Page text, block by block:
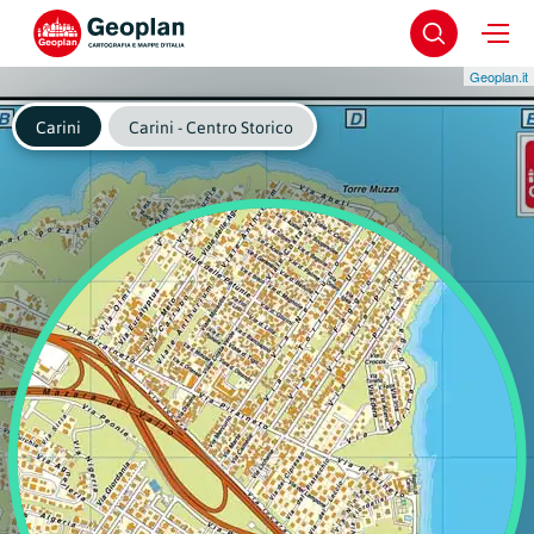
Geoplan.it
Carini Carini - Centro Storico